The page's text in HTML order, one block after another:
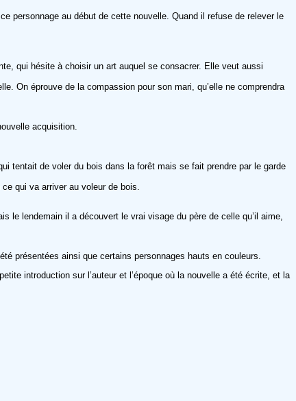
personnage au début de cette nouvelle. Quand il refuse de relever le
qui hésite à choisir un art auquel se consacrer. Elle veut aussi
On éprouve de la compassion pour son mari, qu’elle ne comprendra
acquisition.
tentait de voler du bois dans la forêt mais se fait prendre par le garde
qui va arriver au voleur de bois.
le lendemain il a découvert le vrai visage du père de celle qu’il aime,
présentées ainsi que certains personnages hauts en couleurs.
introduction sur l’auteur et l’époque où la nouvelle a été écrite, et la